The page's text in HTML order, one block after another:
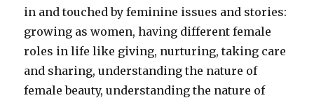
in and touched by feminine issues and stories:
growing as women, having different female
roles in life like giving, nurturing, taking care
and sharing, understanding the nature of
female beauty, understanding the nature of